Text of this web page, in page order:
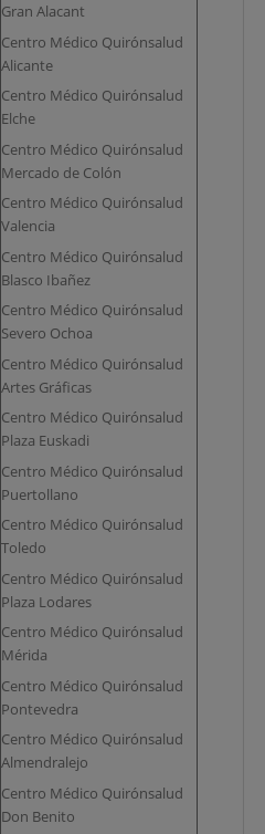
Gran Alacant
Centro Médico Quirónsalud
Alicante
Centro Médico Quirónsalud
Elche
Centro Médico Quirónsalud
Mercado de Colón
Centro Médico Quirónsalud
Valencia
Centro Médico Quirónsalud
Blasco Ibañez
Centro Médico Quirónsalud
Severo Ochoa
Centro Médico Quirónsalud
Artes Gráficas
Centro Médico Quirónsalud
Plaza Euskadi
Centro Médico Quirónsalud
Puertollano
Centro Médico Quirónsalud
Toledo
Centro Médico Quirónsalud
Plaza Lodares
Centro Médico Quirónsalud
Mérida
Centro Médico Quirónsalud
Pontevedra
Centro Médico Quirónsalud
Almendralejo
Centro Médico Quirónsalud
Don Benito